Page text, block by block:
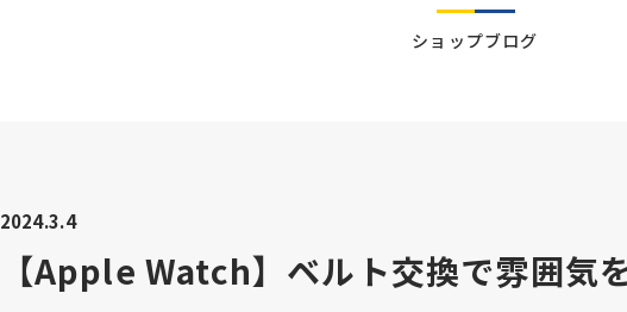
ショップブログ
2024.3.4
【Apple Watch】ベルト交換で雰囲気